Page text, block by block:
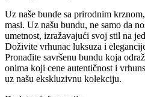
Uz naše bunde sa prirodnim
masi. Uz našu bundu, ne samo da
umetnost, izražavajući svoj stil na
Doživite vrhunac luksuza i
Pronađite savršenu bundu koja
onima koji cene autentičnost i
uz našu ekskluzivnu kolekciju.